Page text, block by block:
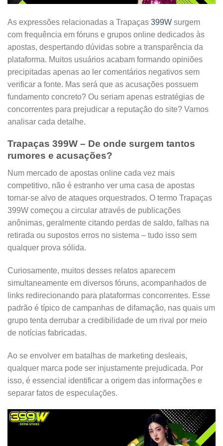
As expressões relacionadas a Trapaças 399W surgem
com frequência em fóruns e grupos online dedicados às
apostas, despertando dúvidas sobre a transparência da
plataforma. Muitos usuários acabam formando opiniões
precipitadas apenas ao ler comentários negativos sem
verificar a fonte. Mas será que as acusações possuem
fundamento concreto? Ou seriam apenas estratégias de
concorrentes para prejudicar a reputação do site? Vamos
analisar cada detalhe.
Trapaças 399W – De onde surgem tantos
rumores e acusações?
Num mercado de apostas online cada vez mais
competitivo, não é estranho ver uma casa de apostas
tornar-se alvo de ataques orquestrados. O termo Trapaças
399W começou a circular através de publicações
anônimas, geralmente citando perdas de saldo, falhas na
retirada ou supostos erros no sistema – tudo isso sem
qualquer prova sólida.
Curiosamente, muitos desses relatos aparecem
simultaneamente em diversos fóruns, acompanhados de
links redirecionando para plataformas concorrentes. Esse
padrão é típico de campanhas de difamação, nas quais um
grupo tenta derrubar a credibilidade de um rival por meio
de notícias fabricadas.
Ao se envolver em batalhas de marketing desleais,
qualquer marca pode ser injustamente prejudicada. Por
isso, é essencial identificar a origem das informações e
separar fatos de especulações.